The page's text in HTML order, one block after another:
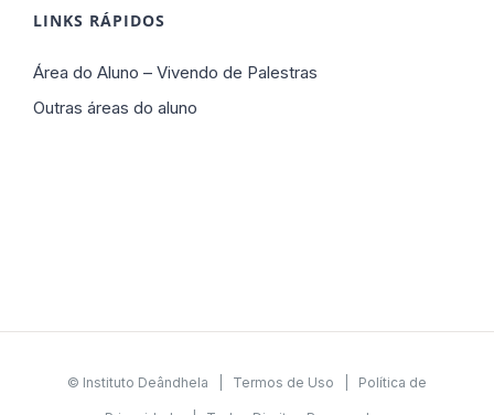
LINKS RÁPIDOS
Área do Aluno – Vivendo de Palestras
Outras áreas do aluno
© Instituto Deândhela | Termos de Uso Política de